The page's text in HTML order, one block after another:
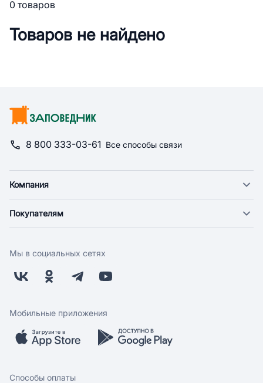
0 товаров
Товаров не найдено
8 800 333-03-61 Все способы связи
Компания
Новости
Поставщикам
Заводчикам
Обратная связь
Покупателям
Оплата
Бонусная программа
Скидки и акции
Мобильное приложение
Мы в социальных сетях
Мобильные приложения
Способы оплаты